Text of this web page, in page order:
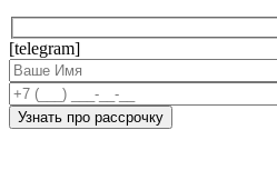
[telegram]